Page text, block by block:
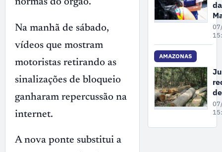
normas do órgão.
Na manhã de sábado,
vídeos que mostram
motoristas retirando as
sinalizações de bloqueio
ganharam repercussão na
internet.
A nova ponte substitui a
e
de
AMAZONAS